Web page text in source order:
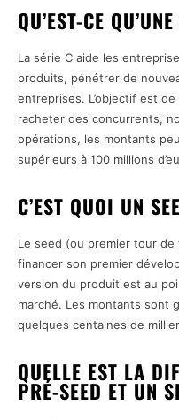
QU’EST-CE
La série C aide les
produits, pénétrer de
entreprises. L’objectif est
racheter des concurrents,
opérations, les montants
supérieurs à 100 millions
C’EST QUOI UN
Le seed (ou premier tour
financer son premier
version du produit est au
marché. Les montants sont
quelques centaines de
QUELLE EST LA
PRÉ-SEED ET UN